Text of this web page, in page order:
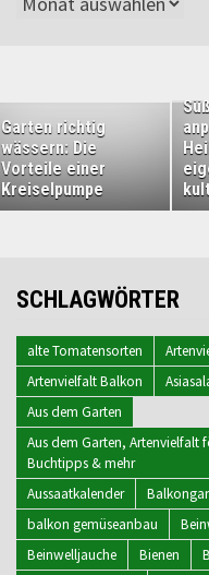
Garten richtig
wässern: Die
Vorteile einer
Kreiselpumpe
SCHLAGWÖRTER
alte Tomatensorten
Artenvielfalt Balkon
Aus dem Garten
Aus dem Garten, Artenvielfalt
Buchtipps & mehr
Aussaatkalender
balkon gemüseanbau
Beinwelljauche
Bienen